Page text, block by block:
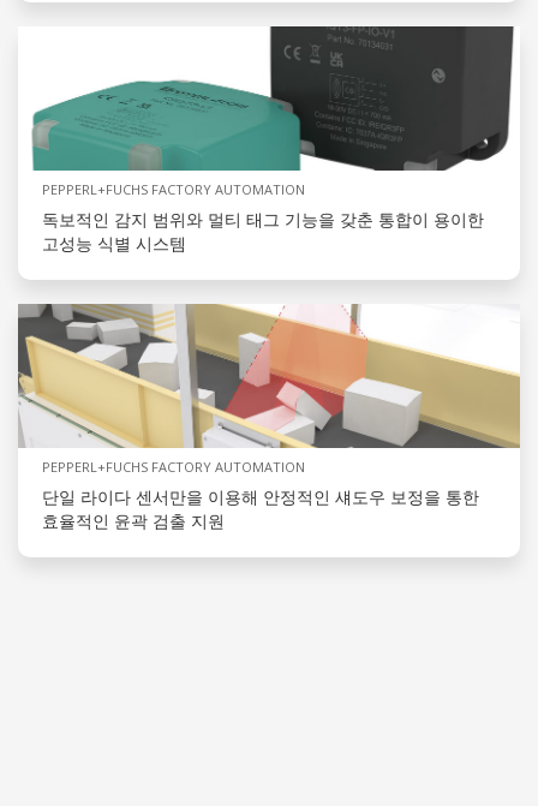
PEPPERL+FUCHS FACTORY AUTOMATION
독보적인 감지 범위와 멀티 태그 기능을 갖춘 통합이 용이한
고성능 식별 시스템
PEPPERL+FUCHS FACTORY AUTOMATION
단일 라이다 센서만을 이용해 안정적인 섀도우 보정을 통한
효율적인 윤곽 검출 지원